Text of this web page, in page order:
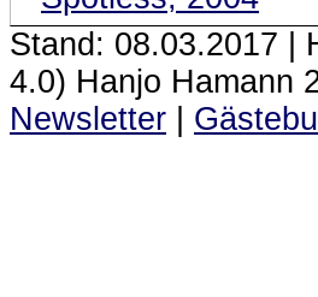
Stand: 08.03.2017 |
4.0) Hanjo Hamann
Newsletter